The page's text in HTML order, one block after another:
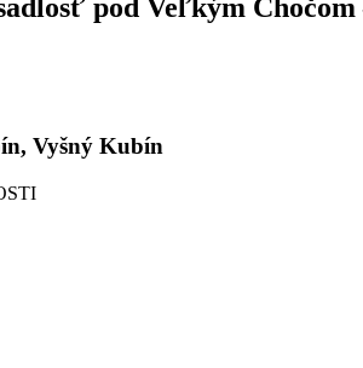
pod Veľkým
Vyšný Kubín